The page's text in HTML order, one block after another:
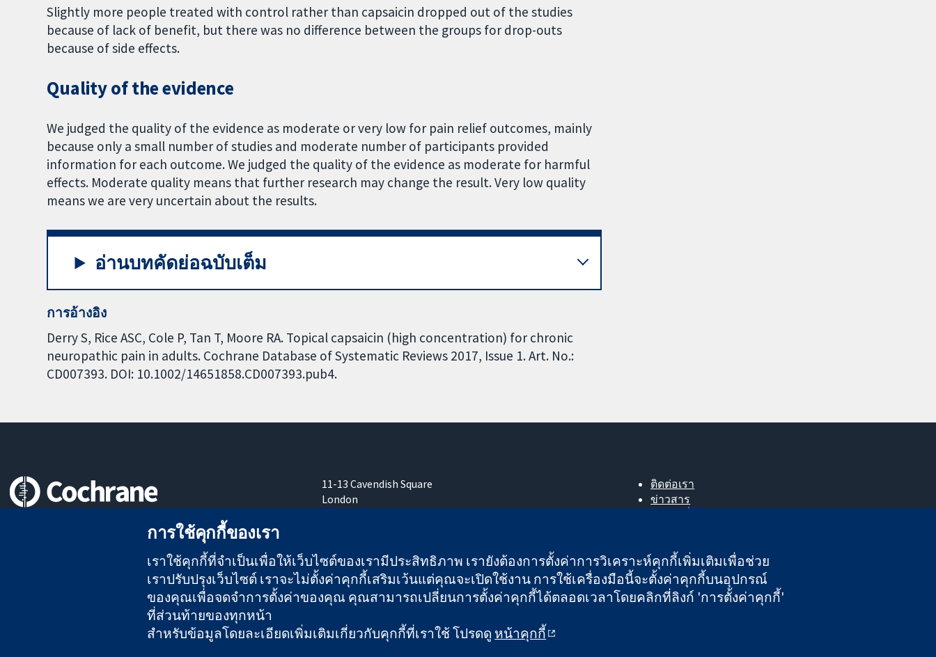
Slightly more people treated with control rather than capsaicin dropped out of the studies
because of lack of benefit, but there was no difference between the groups for drop-outs
because of side effects.
Quality of the evidence
We judged the quality of the evidence as moderate or very low for pain relief outcomes, mainly
because only a small number of studies and moderate number of participants provided
information for each outcome. We judged the quality of the evidence as moderate for harmful
effects. Moderate quality means that further research may change the result. Very low quality
means we are very uncertain about the results.
อ่านบทคัดย่อฉบับเต็ม
การอ้างอิง
Derry S, Rice ASC, Cole P, Tan T, Moore RA. Topical capsaicin (high concentration) for chronic
neuropathic pain in adults. Cochrane Database of Systematic Reviews 2017, Issue 1. Art. No.:
CD007393. DOI: 10.1002/14651858.CD007393.pub4.
11-13 Cavendish Square
London
ติดต่อเรา
ข่าวสาร
Cochrane Library
The Cochrane Collaboration เป็นองค์กรการกุศล (เลขที่ 1045921) และบริษัทจำกัดโดยการค้ำประกัน (เลขที่ 03044323) ที่จดทะเบียนในอังกฤษและเวลส์ หมายเลขจดทะเบียนภาษีมูลค่าเพิ่ม GB 718 2127 49
สงวนลิขสิทธิ์ © 2026 The Cochrane Collaboration ข้อกำหนดและเงื่อนไขการใช้เว็บไซต์|
การใช้คุกกี้ของเรา
เราใช้คุกกี้ที่จำเป็นเพื่อให้เว็บไซต์ของเรามีประสิทธิภาพ เรายังต้องการตั้งค่าการวิเคราะห์คุกกี้เพิ่มเติมเพื่อช่วย
เราปรับปรุงเว็บไซต์ เราจะไม่ตั้งค่าคุกกี้เสริมเว้นแต่คุณจะเปิดใช้งาน การใช้เครื่องมือนี้จะตั้งค่าคุกกี้บนอุปกรณ์
ของคุณเพื่อจดจำการตั้งค่าของคุณ คุณสามารถเปลี่ยนการตั้งค่าคุกกี้ได้ตลอดเวลาโดยคลิกที่ลิงก์ 'การตั้งค่าคุกกี้'
ที่ส่วนท้ายของทุกหน้า
สำหรับข้อมูลโดยละเอียดเพิ่มเติมเกี่ยวกับคุกกี้ที่เราใช้ โปรดดู หน้าคุกกี้